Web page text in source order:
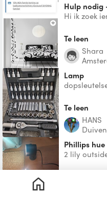
Hulp
Hi ik zoek
Te leen
Shara
Lamp
Te leen
HANS
Phillips
2 lily